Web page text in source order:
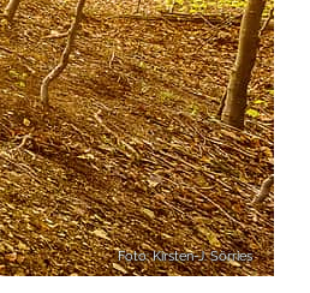
Foto: Kirsten-J. Sörries